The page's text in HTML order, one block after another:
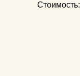
Стоимость: